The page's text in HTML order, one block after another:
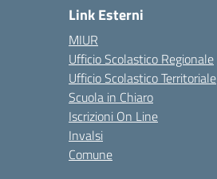
Link Esterni
MIUR
Ufficio Scolastico Regionale
Ufficio Scolastico Territoriale
Scuola in Chiaro
Iscrizioni On Line
Invalsi
Comune